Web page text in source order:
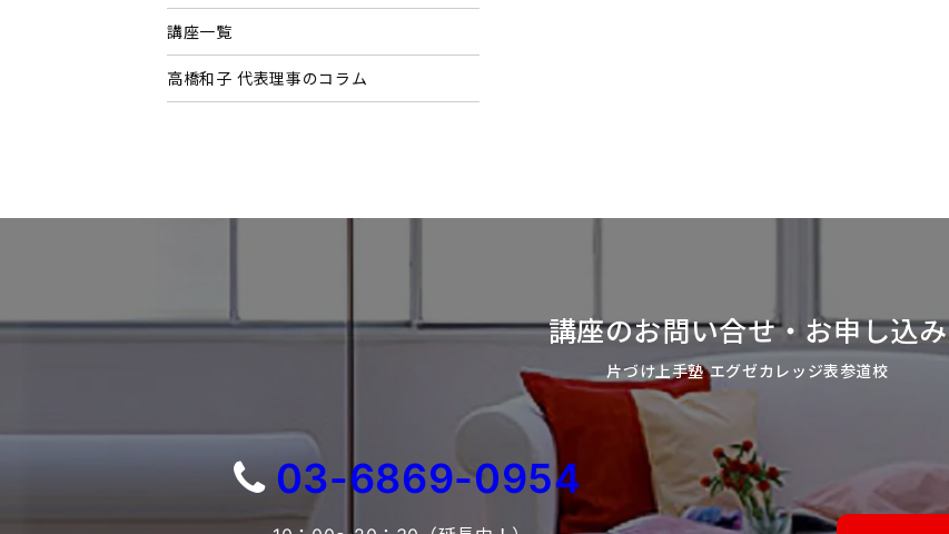
講座一覧
高橋和子 代表理事のコラム
講座のお問い合せ・お申し込み
片づけ上手塾 エグゼカレッジ表参道校
03-6869-0954